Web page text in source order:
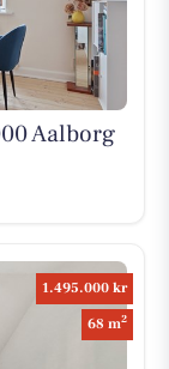
Aalborg
1.495.000 kr
68 m2